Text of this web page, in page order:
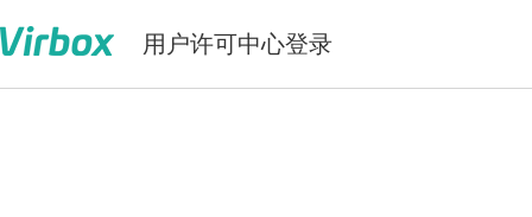
用户许可中心登录